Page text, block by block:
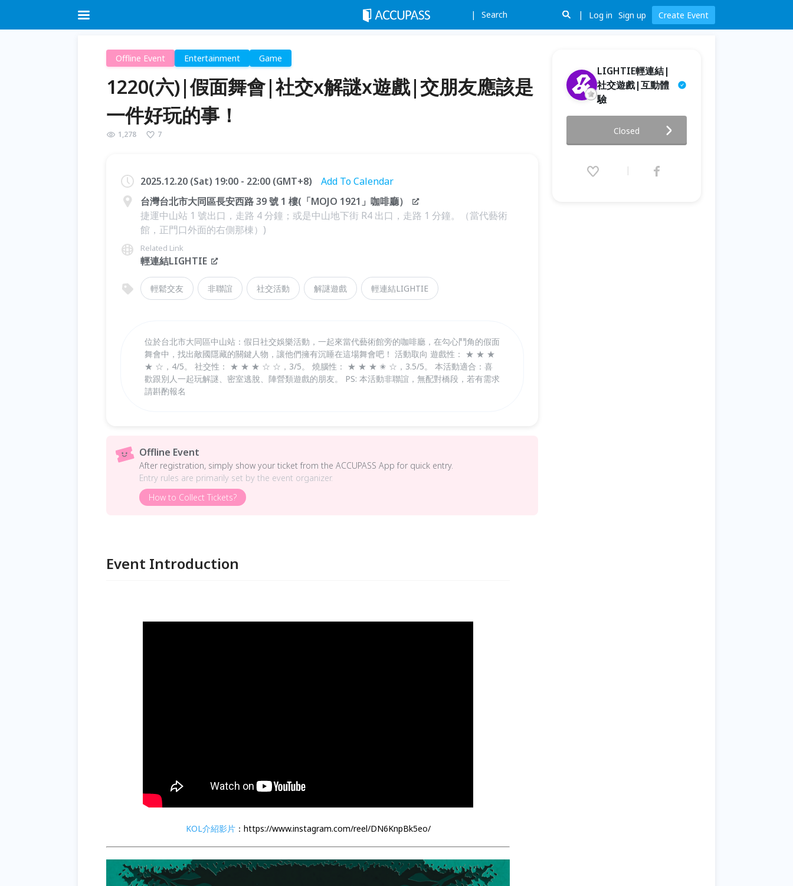
Search Log in Sign up Create Event
Offline Event Entertainment Game
1220(六)|假面舞會|社交x解謎x遊戲|交朋友應該是
一件好玩的事！
1,278 7
2025.12.20 (Sat) 19:00 - 22:00 (GMT+8)
Add To Calendar
台灣台北市大同區長安西路 39 號 1 樓(「MOJO 1921」咖啡廳）
捷運中山站 1 號出口，走路 4 分鐘；或是中山地下街 R4 出口，走路 1 分鐘。（當代藝術
館，正門口外面的右側那棟）)
Related Link
輕連結LIGHTIE
輕鬆交友 非聯誼 社交活動 解謎遊戲 輕連結LIGHTIE
位於台北市大同區中山站：假日社交娛樂活動，一起來當代藝術館旁的咖啡廳，在勾心鬥角的假面
舞會中，找出敵國隱藏的關鍵人物，讓他們擁有沉睡在這場舞會吧！ 活動取向 遊戲性： ★ ★ ★
★ ☆，4/5。 社交性： ★ ★ ★ ☆ ☆，3/5。 燒腦性： ★ ★ ★ ✬ ☆，3.5/5。 本活動適合：喜
歡跟別人一起玩解謎、密室逃脫、陣營類遊戲的朋友。 PS: 本活動非聯誼，無配對橋段，若有需求
請斟酌報名
Offline Event
After registration, simply show your ticket from the ACCUPASS App for quick entry.
Entry rules are primarily set by the event organizer.
How to Collect Tickets?
Event Introduction
KOL介紹影片：https://www.instagram.com/reel/DN6KnpBk5eo/
LIGHTIE輕連結|
社交遊戲|互動體
驗
遊戲|交朋友應該是一件好玩的
事！
(GMT+8)
Closed